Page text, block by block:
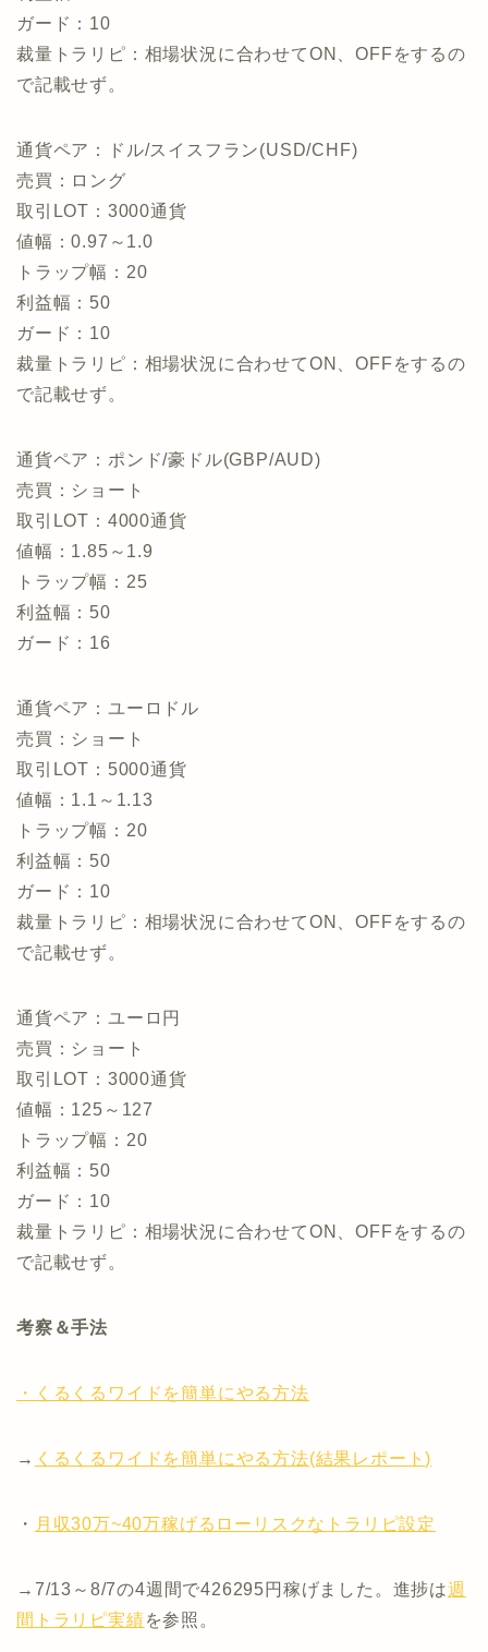
ガード：10
裁量トラリピ：相場状況に合わせてON、OFFをするの
で記載せず。
通貨ペア：ドル/スイスフラン(USD/CHF)
売買：ロング
取引LOT：3000通貨
値幅：0.97～1.0
トラップ幅：20
利益幅：50
ガード：10
裁量トラリピ：相場状況に合わせてON、OFFをするの
で記載せず。
通貨ペア：ポンド/豪ドル(GBP/AUD)
売買：ショート
取引LOT：4000通貨
値幅：1.85～1.9
トラップ幅：25
利益幅：50
ガード：16
通貨ペア：ユーロドル
売買：ショート
取引LOT：5000通貨
値幅：1.1～1.13
トラップ幅：20
利益幅：50
ガード：10
裁量トラリピ：相場状況に合わせてON、OFFをするの
で記載せず。
通貨ペア：ユーロ円
売買：ショート
取引LOT：3000通貨
値幅：125～127
トラップ幅：20
利益幅：50
ガード：10
裁量トラリピ：相場状況に合わせてON、OFFをするの
で記載せず。
考察＆手法
・くるくるワイドを簡単にやる方法
→ くるくるワイドを簡単にやる方法(結果レポート)
・ 月収30万~40万稼げるローリスクなトラリピ設定
→7/13～8/7の4週間で426295円稼げました。進捗は週
間トラリピ実績を参照。